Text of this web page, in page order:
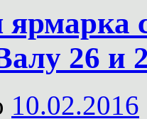
26 и
10.02.2016